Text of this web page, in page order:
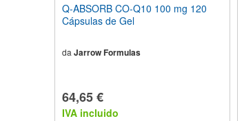
Q-ABSORB CO-Q10 100 mg 120
Cápsulas de Gel
da Jarrow Formulas
64,65 €
IVA incluido